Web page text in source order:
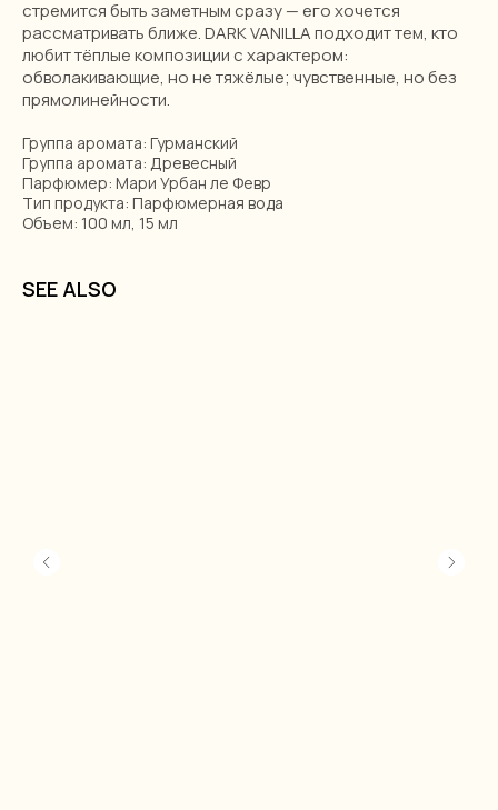
стремится быть заметным сразу — его хочется
рассматривать ближе. DARK VANILLA подходит тем, кто
любит тёплые композиции с характером:
обволакивающие, но не тяжёлые; чувственные, но без
прямолинейности.
Группа аромата: Гурманский
Группа аромата: Древесный
Парфюмер: Мари Урбан ле Февр
Тип продукта: Парфюмерная вода
Объем: 100 мл, 15 мл
SEE ALSO